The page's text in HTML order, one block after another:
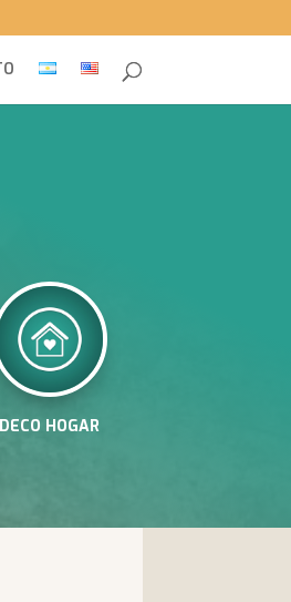
DECO HOGAR